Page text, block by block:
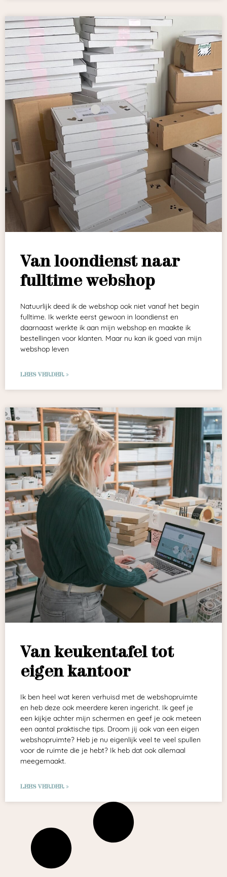
Van loondienst naar
fulltime webshop
Natuurlijk deed ik de webshop ook niet vanaf het begin
fulltime. Ik werkte eerst gewoon in loondienst en
daarnaast werkte ik aan mijn webshop en maakte ik
bestellingen voor klanten. Maar nu kan ik goed van mijn
webshop leven
LEES VERDER »
Van keukentafel tot
eigen kantoor
Ik ben heel wat keren verhuisd met de webshopruimte
en heb deze ook meerdere keren ingericht. Ik geef je
een kijkje achter mijn schermen en geef je ook meteen
een aantal praktische tips. Droom jij ook van een eigen
webshopruimte? Heb je nu eigenlijk veel te veel spullen
voor de ruimte die je hebt? Ik heb dat ook allemaal
meegemaakt.
LEES VERDER »